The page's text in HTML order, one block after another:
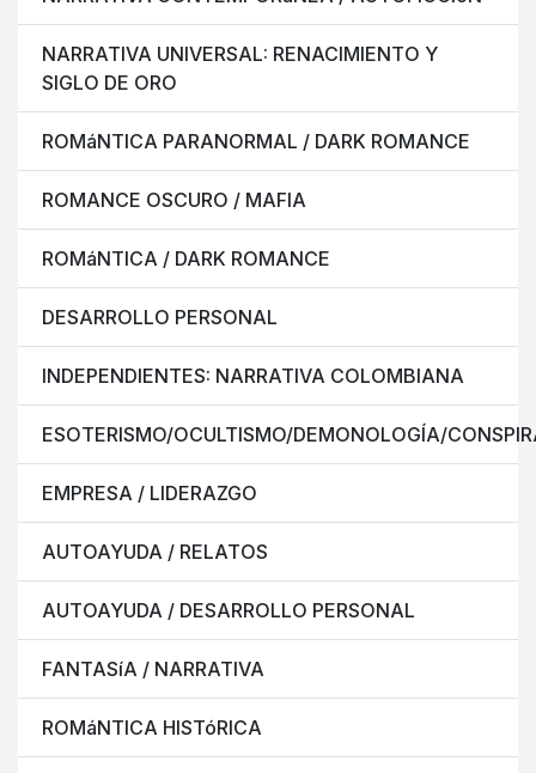
NARRATIVA UNIVERSAL: RENACIMIENTO Y
SIGLO DE ORO
ROMáNTICA PARANORMAL / DARK ROMANCE
ROMANCE OSCURO / MAFIA
ROMáNTICA / DARK ROMANCE
DESARROLLO PERSONAL
INDEPENDIENTES: NARRATIVA COLOMBIANA
ESOTERISMO/OCULTISMO/DEMONOLOGÍA/
EMPRESA / LIDERAZGO
AUTOAYUDA / RELATOS
AUTOAYUDA / DESARROLLO PERSONAL
FANTASíA / NARRATIVA
ROMáNTICA HISTóRICA